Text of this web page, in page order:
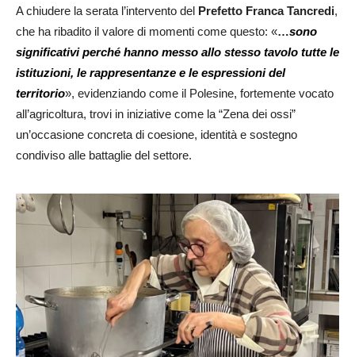
A chiudere la serata l’intervento del Prefetto Franca Tancredi,
che ha ribadito il valore di momenti come questo: «…sono
significativi perché hanno messo allo stesso tavolo tutte le
istituzioni, le rappresentanze e le espressioni del
territorio», evidenziando come il Polesine, fortemente vocato
all’agricoltura, trovi in iniziative come la “Zena dei ossi”
un’occasione concreta di coesione, identità e sostegno
condiviso alle battaglie del settore.